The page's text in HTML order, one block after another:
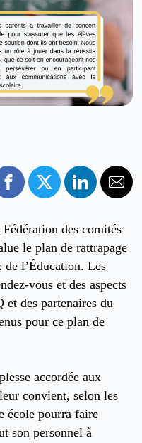
des comités
le plan de rattrapage
de l’Éducation. Les
vous et des aspects
et des partenaires du
pour ce plan de
accordée aux
convient, selon les
école pourra faire
son personnel à